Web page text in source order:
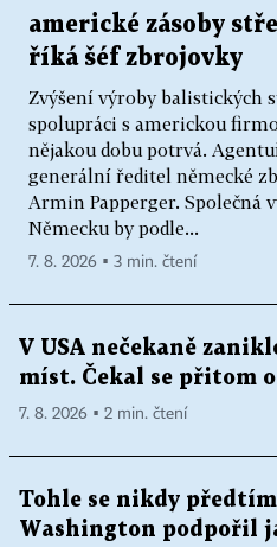
americké zásoby
říká šéf zbrojovky
Zvýšení výroby balistických
spolupráci s americkou
nějakou dobu potrvá.
generální ředitel německé
Armin Papperger. Společná
Německu by podle...
7. 8. 2026 ▪ 3 min. čtení
V USA nečekaně
míst. Čekal se přitom
7. 8. 2026 ▪ 2 min. čtení
Tohle se nikdy
Washington podpořil